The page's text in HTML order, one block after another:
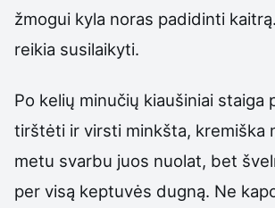
žmogui kyla noras padidinti
reikia susilaikyti.
Po kelių minučių kiaušiniai staiga
tirštėti ir virsti minkšta, kremiška
metu svarbu juos nuolat, bet
per visą keptuvės dugną. Ne